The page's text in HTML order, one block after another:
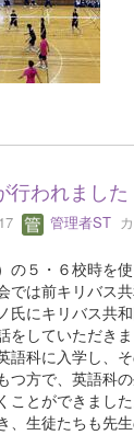
行われました
管理者ST
の５・６校時を
では前キリバス
氏にキリバス共
をしていただき
語科に入学し、
つ方で、英語科
ことができまし
、生徒たちも先